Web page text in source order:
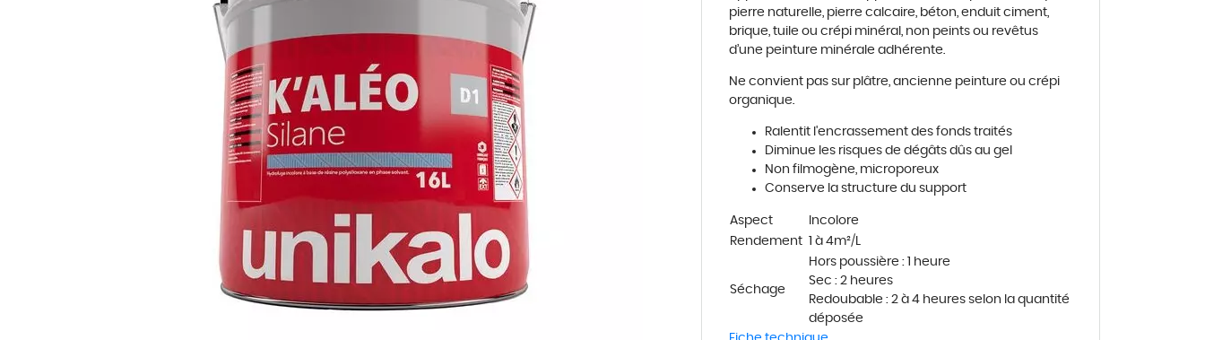
pierre naturelle, pierre calcaire, béton, enduit ciment,
brique, tuile ou crépi minéral, non peints ou revêtus
d’une peinture minérale adhérente.
Ne convient pas sur pl âtre, ancienne peinture ou crépi
organique.
Ralentit l'encrassement des fonds traités
Diminue les risques de dégâts dûs au gel
Non filmogène, microporeux
Conserve la structure du support
Aspect
Incolore
Rendement
1 à 4m²/L
Séchage
Hors poussière : 1 heure
Sec : 2 heures
Redoubable : 2 à 4 heures selon la quantité
déposée